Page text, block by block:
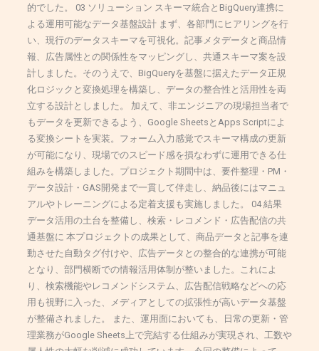
的でした。 03 ソリューション スキーマ統合とBigQuery連携に
よる運用可能なデータ基盤設計 まず、各部門にヒアリングを行
い、現行のデータスキーマを可視化。記事メタデータと商品情
報、広告属性との関係性をマッピングし、共通スキーマ案を設
計しました。そのうえで、BigQueryを基盤に据えたデータ正規
化ロジックと変換処理を構築し、データの整合性と活用性を両
立する設計としました。 加えて、非エンジニアの現場担当者で
もデータを更新できるよう、Google SheetsとApps Scriptによ
る変換シートを実装。フォーム入力感覚でスキーマ構成の更新
が可能になり、現場でのスピード感を損なわずに運用できる仕
組みを構築しました。プロジェクト期間中は、要件整理・PM・
データ設計・GAS開発まで一貫して伴走し、納品後にはマニュ
アルやトレーニングによる定着支援も実施しました。 04 結果
データ活用の土台を整備し、検索・レコメンド・広告配信の共
通基盤に 本プロジェクトの成果として、商品データと記事を連
動させた自動タグ付けや、広告データとの整合的な連携が可能
となり、部門横断での情報活用体制が整いました。これによ
り、検索機能やレコメンドシステム、広告配信戦略などへの応
用も視野に入った、メディアとしての拡張性が高いデータ基盤
が整備されました。 また、運用面においても、日常の更新・管
理業務がGoogle Sheets上で完結する仕組みが実現され、工数や